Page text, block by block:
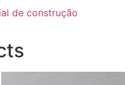
de construção